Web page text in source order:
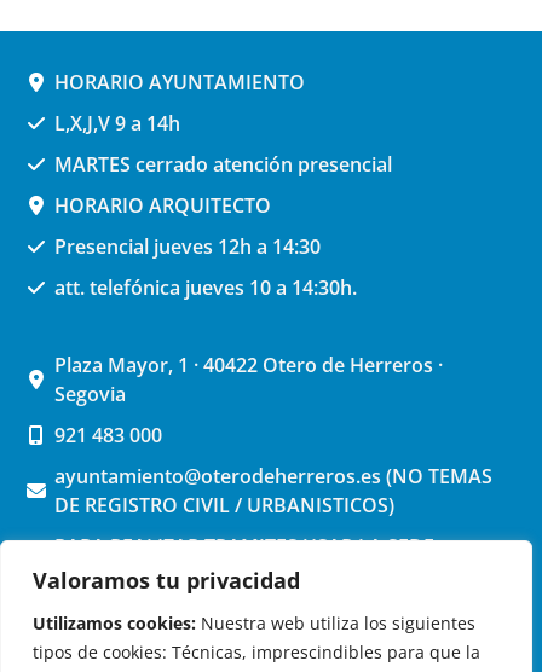
Valoramos tu privacidad
Utilizamos cookies: Nuestra web utiliza los siguientes
tipos de cookies: Técnicas, imprescindibles para que la
HORARIO AYUNTAMIENTO
L,X,J,V 9 a 14h
MARTES cerrado atención presencial
HORARIO ARQUITECTO
Presencial jueves 12h a 14:30
att. telefónica jueves 10 a 14:30h.
Plaza Mayor, 1 · 40422 Otero de Herreros ·
Segovia
921 483 000
ayuntamiento@oterodeherreros.es (NO TEMAS
DE REGISTRO CIVIL / URBANISTICOS)
PARA REALIZAR TRAMITES USAR LA SEDE
ELECTRONICA (pinchar aquí)